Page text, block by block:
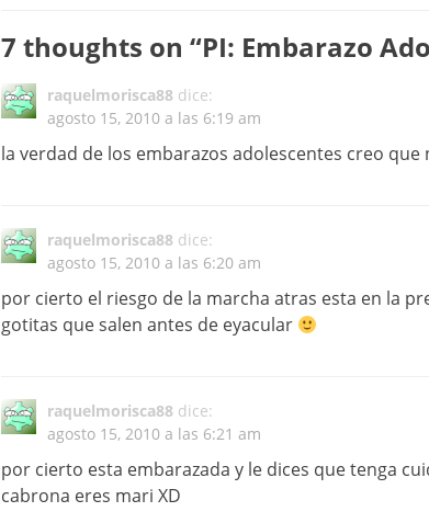
7 thoughts on “PI: Embarazo
raquelmorisca88 dice:
agosto 15, 2010 a las 6:19 am
la verdad de los embarazos adolescentes creo que
raquelmorisca88 dice:
agosto 15, 2010 a las 6:20 am
por cierto el riesgo de la marcha atras esta en la
gotitas que salen antes de eyacular
raquelmorisca88 dice:
agosto 15, 2010 a las 6:21 am
por cierto esta embarazada y le dices que tenga
cabrona eres mari XD